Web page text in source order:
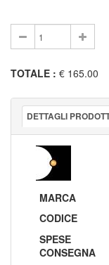
TOTALE : € 165.00
DETTAGLI
MARCA
CODICE
SPESE
CONSEGNA